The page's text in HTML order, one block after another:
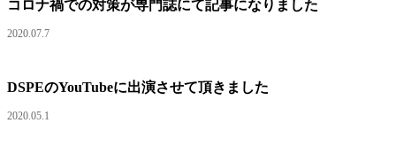
コロナ禍での対策が専門誌にて記事になりました
2020.07.7
DSPEのYouTubeに出演させて頂きました
2020.05.1